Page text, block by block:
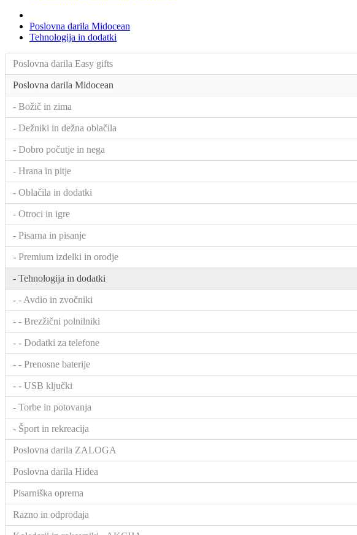
Poslovna darila Midocean
Tehnologija in dodatki
Poslovna darila Easy gifts
Poslovna darila Midocean
- Božič in zima
- Dežniki in dežna oblačila
- Dobro počutje in nega
- Hrana in pitje
- Oblačila in dodatki
- Otroci in igre
- Pisarna in pisanje
- Premium izdelki in orodje
- Tehnologija in dodatki
- - Avdio in zvočniki
- - Brezžični polnilniki
- - Dodatki za telefone
- - Prenosne baterije
- - USB ključki
- Torbe in potovanja
- Šport in rekreacija
Poslovna darila ZALOGA
Poslovna darila Hidea
Pisarniška oprema
Razno in odprodaja